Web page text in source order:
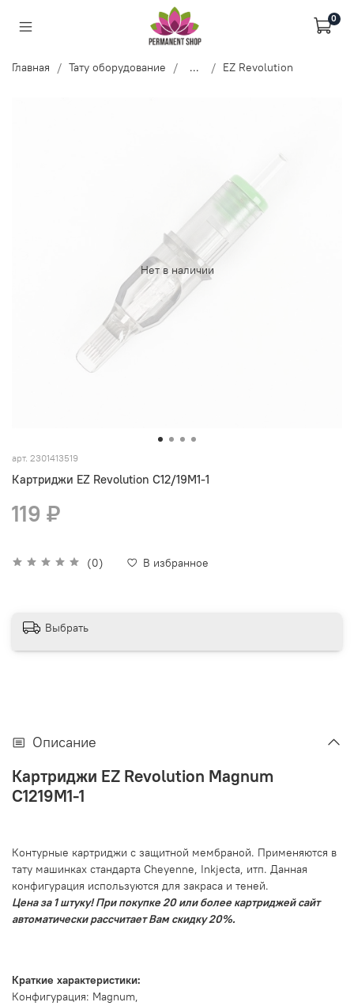
0
Главная Тату оборудование ... EZ Revolution
Нет в наличии
арт. 2301413519
Картриджи EZ Revolution C12/19M1-1
(0) В избранное
119 ₽
Выбрать
Описание
Картриджи EZ Revolution Magnum
C1219M1-1
Контурные картриджи с защитной мембраной. Применяются в
тату машинках стандарта Cheyenne, Inkjecta, итп. Данная
конфигурация используются для закраса и теней.
Цена за 1 штуку! При покупке 20 или более картриджей сайт
автоматически рассчитает Вам скидку 20%.
Краткие характеристики:
Конфигурация: Magnum,